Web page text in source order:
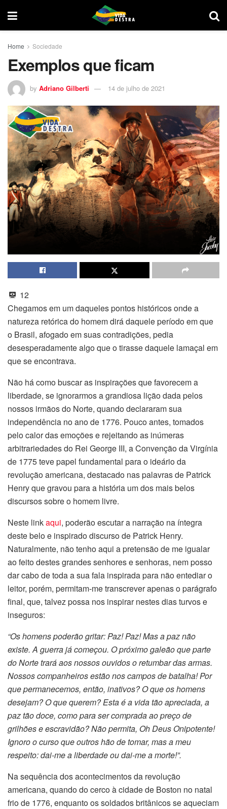
Home Sociedade
Exemplos que ficam
by Adriano Gilberti 14 de julho de 2021
12
Chegamos em um daqueles pontos históricos onde a
natureza retórica do homem dirá daquele período em que
o Brasil, afogado em suas contradições, pedia
desesperadamente algo que o tirasse daquele lamaçal em
que se encontrava.
Não há como buscar as inspirações que favorecem a
liberdade, se ignorarmos a grandiosa lição dada pelos
nossos irmãos do Norte, quando declararam sua
independência no ano de 1776. Pouco antes, tomados
pelo calor das emoções e rejeitando as inúmeras
arbitrariedades do Rei George III, a Convenção da Virgínia
de 1775 teve papel fundamental para o ideário da
revolução americana, destacado nas palavras de Patrick
Henry que gravou para a história um dos mais belos
discursos sobre o homem livre.
Neste linkaqui, poderão escutar a narração na íntegra
deste belo e inspirado discurso de Patrick Henry.
Naturalmente, não tenho aqui a pretensão de me igualar
ao feito destes grandes senhores e senhoras, nem posso
dar cabo de toda a sua fala inspirada para não entediar o
leitor, porém, permitam-me transcrever apenas o parágrafo
final, que, talvez possa nos inspirar nestes dias turvos e
inseguros:
“Os homens poderão gritar: Paz! Paz! Mas a paz não
existe. A guerra já começou. O próximo galeão que parte
do Norte trará aos nossos ouvidos o retumbar das armas.
Nossos companheiros estão nos campos de batalha! Por
que permanecemos, então, inativos? O que os homens
desejam? O que querem? Esta é a vida tão apreciada, a
paz tão doce, como para ser comprada ao preço de
grilhões e escravidão? Não permita, Oh Deus Onipotente!
Ignoro o curso que outros hão de tomar, mas a meu
respeito: dai-me a liberdade ou dai-me a morte!”.
Na sequência dos acontecimentos da revolução
americana, quando do cerco à cidade de Boston no natal
frio de 1776, enquanto os soldados britânicos se aqueciam